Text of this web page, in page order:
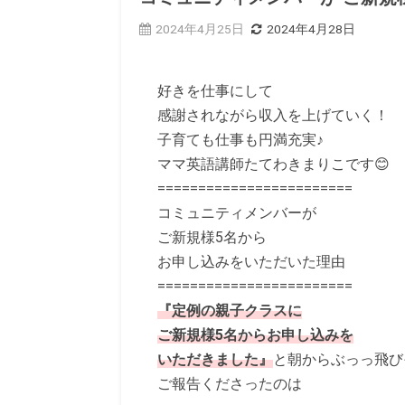
2024年4月25日 2024年4月28日
好きを仕事にして
感謝されながら収入を上げていく！
子育ても仕事も円満充実♪
ママ英語講師たてわきまりこです😊
========================
コミュニティメンバーが
ご新規様5名から
お申し込みをいただいた理由
========================
『定例の親子クラスに
ご新規様5名からお申し込みを
いただきました』と朝からぶっっ飛
ご報告くださったのは